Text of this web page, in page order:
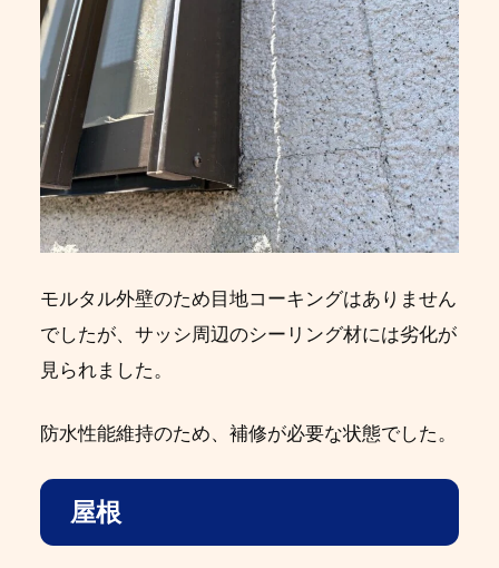
モルタル外壁のため目地コーキングはありません
でしたが、サッシ周辺のシーリング材には劣化が
見られました。
防水性能維持のため、補修が必要な状態でした。
屋根